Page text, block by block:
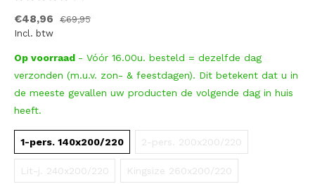
€48,96
€69,95
Incl. btw
Op voorraad - Vóór 16.00u. besteld = dezelfde dag
verzonden (m.u.v. zon- & feestdagen). Dit betekent dat u in
de meeste gevallen uw producten de volgende dag in huis
heeft.
1-pers. 140x200/220 2-pers. 200x200/220
Lit-j. 240x200/220 Kingsize 260x200/220